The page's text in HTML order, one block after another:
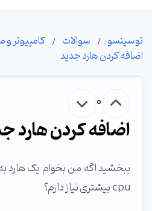
توسینسو سوالات
کامپیوتر و
اضافه کردن هارد جدید
0
اضافه کردن هارد
ببخشید اگه من بخوام یک هارد
cpu بیشتری نیاز دارم؟